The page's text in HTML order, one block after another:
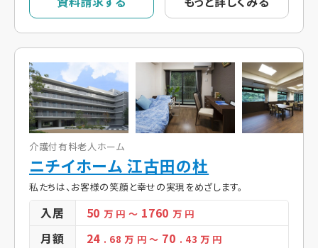
介護付有料老人ホーム
ニチイホーム 江古田の杜
私たちは、お客様の笑顔と幸せの実現をめざします。
入居 50万 円 ～ 1760万 円
月額 24 . 68万 円 ～ 70 . 43 万 円